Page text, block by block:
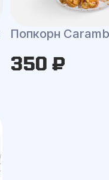
Попкорн
350 ₽